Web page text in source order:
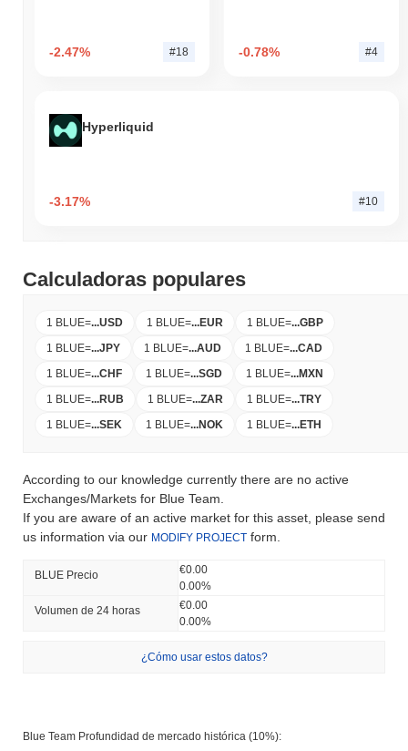
-2.47% #18 -0.78% #4
Hyperliquid
-3.17% #10
Calculadoras populares
1 BLUE=...USD 1 BLUE=...EUR 1 BLUE=...GBP
1 BLUE=...JPY 1 BLUE=...AUD 1 BLUE=...CAD
1 BLUE=...CHF 1 BLUE=...SGD 1 BLUE=...MXN
1 BLUE=...RUB 1 BLUE=...ZAR 1 BLUE=...TRY
1 BLUE=...SEK 1 BLUE=...NOK 1 BLUE=...ETH
According to our knowledge currently there are no active
Exchanges/Markets for Blue Team.
If you are aware of an active market for this asset, please send
us information via our MODIFY PROJECT form.
BLUE Precio
€0.00
0.00%
Volumen de 24 horas
€0.00
0.00%
¿Cómo usar estos datos?
Blue Team Profundidad de mercado histórica (10%):